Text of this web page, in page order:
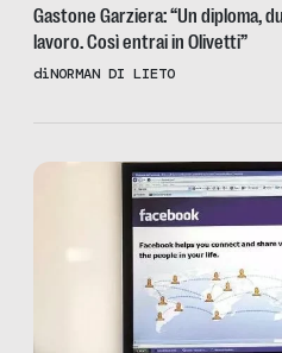
Gastone Garziera: “Un diploma,
lavoro. Così entrai in Olivetti”
diNORMAN DI LIETO